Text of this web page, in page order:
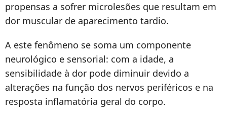
propensas a sofrer microlesões que resultam em
dor muscular de aparecimento tardio.
A este fenômeno se soma um componente
neurológico e sensorial: com a idade, a
sensibilidade à dor pode diminuir devido a
alterações na função dos nervos periféricos e na
resposta inflamatória geral do corpo.